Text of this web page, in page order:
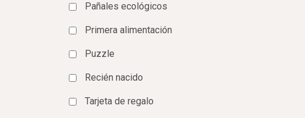
Pañales ecológicos
Primera alimentación
Puzzle
Recién nacido
Tarjeta de regalo